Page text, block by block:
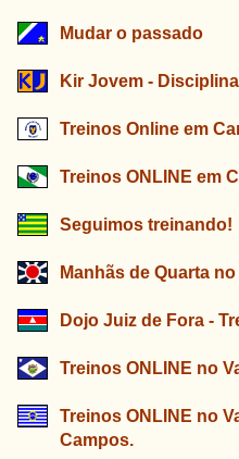
Mudar o passado
Kir Jovem - Disciplina
Treinos Online em
Treinos ONLINE em
Seguimos treinando!
Manhãs de Quarta
Dojo Juiz de Fora -
Treinos ONLINE no
Treinos ONLINE no
Campos.